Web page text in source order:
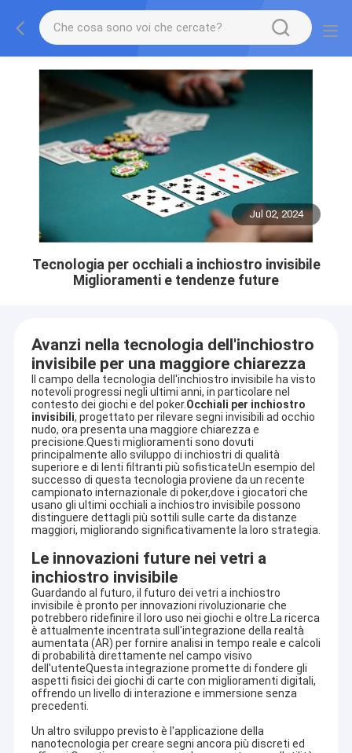
Jul 02, 2024
Tecnologia per occhiali a inchiostro invisibile
Miglioramenti e tendenze future
Avanzi nella tecnologia dell'inchiostro
invisibile per una maggiore chiarezza
Il campo della tecnologia dell'inchiostro invisibile ha visto
notevoli progressi negli ultimi anni, in particolare nel
contesto dei giochi e del poker.Occhiali per inchiostro
invisibili, progettato per rilevare segni invisibili ad occhio
nudo, ora presenta una maggiore chiarezza e
precisione.Questi miglioramenti sono dovuti
principalmente allo sviluppo di inchiostri di qualità
superiore e di lenti filtranti più sofisticateUn esempio del
successo di questa tecnologia proviene da un recente
campionato internazionale di poker,dove i giocatori che
usano gli ultimi occhiali a inchiostro invisibile possono
distinguere dettagli più sottili sulle carte da distanze
maggiori, migliorando significativamente la loro strategia.
Le innovazioni future nei vetri a
inchiostro invisibile
Guardando al futuro, il futuro dei vetri a inchiostro
invisibile è pronto per innovazioni rivoluzionarie che
potrebbero ridefinire il loro uso nei giochi e oltre.La ricerca
è attualmente incentrata sull'integrazione della realtà
aumentata (AR) per fornire analisi in tempo reale e calcoli
di probabilità direttamente nel campo visivo
dell'utenteQuesta integrazione promette di fondere gli
aspetti fisici dei giochi di carte con miglioramenti digitali,
offrendo un livello di interazione e immersione senza
precedenti.
Un altro sviluppo previsto è l'applicazione della
nanotecnologia per creare segni ancora più discreti ed